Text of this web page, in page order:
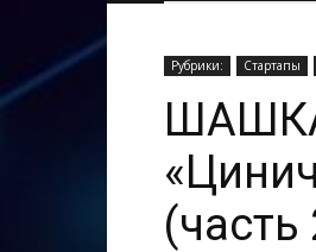
Рубрики: Стартапы
(часть